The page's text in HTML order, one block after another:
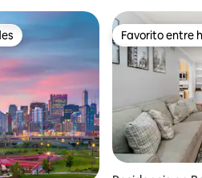
Favorito entre
Favorito entre